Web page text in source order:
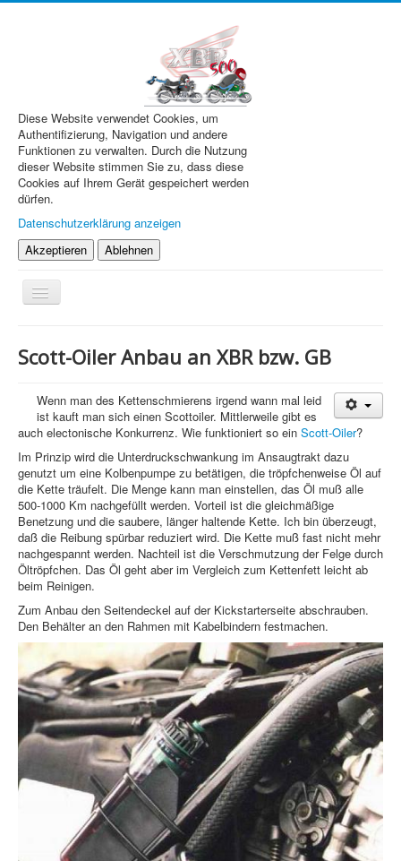
Diese Website verwendet Cookies, um
Authentifizierung, Navigation und andere
Funktionen zu verwalten. Durch die Nutzung
dieser Website stimmen Sie zu, dass diese
Cookies auf Ihrem Gerät gespeichert werden
dürfen.
Datenschutzerklärung anzeigen
Akzeptieren
Ablehnen
Navigation
an/aus
Technik
Forum
Treffen & Touren
Cafe-Ecke
Suche
Scott-Oiler Anbau an XBR bzw. GB
Wenn man des Kettenschmierens irgend wann mal leid
ist kauft man sich einen Scottoiler. Mittlerweile gibt es
auch electonische Konkurrenz. Wie funktioniert so ein Scott-Oiler?
Im Prinzip wird die Unterdruckschwankung im Ansaugtrakt dazu
genutzt um eine Kolbenpumpe zu betätigen, die tröpfchenweise Öl auf
die Kette träufelt. Die Menge kann man einstellen, das Öl muß alle
500-1000 Km nachgefüllt werden. Vorteil ist die gleichmäßige
Benetzung und die saubere, länger haltende Kette. Ich bin überzeugt,
daß die Reibung spürbar reduziert wird. Die Kette muß fast nicht mehr
nachgespannt werden. Nachteil ist die Verschmutzung der Felge durch
Öltröpfchen. Das Öl geht aber im Vergleich zum Kettenfett leicht ab
beim Reinigen.
Zum Anbau den Seitendeckel auf der Kickstarterseite abschrauben.
Den Behälter an den Rahmen mit Kabelbindern festmachen.